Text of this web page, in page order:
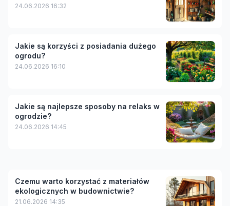
24.06.2026 16:32
Jakie są korzyści z posiadania dużego
ogrodu?
24.06.2026 16:10
Jakie są najlepsze sposoby na relaks w
ogrodzie?
24.06.2026 14:45
Czemu warto korzystać z materiałów
ekologicznych w budownictwie?
21.06.2026 14:35